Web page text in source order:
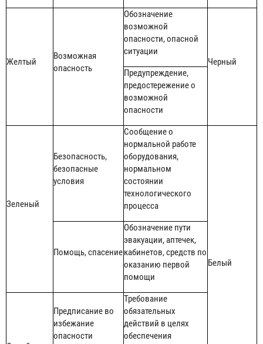
Желтый
Возможная
опасность
Обозначение
возможной
опасности, опасной
ситуации
Черный
Предупреждение,
предостережение о
возможной
опасности
Зеленый
Безопасность,
безопасные
условия
Сообщение о
нормальной работе
оборудования,
нормальном
состоянии
технологического
процесса
Белый
Помощь, спасение
Обозначение пути
эвакуации, аптечек,
кабинетов, средств по
оказанию первой
помощи
Предписание во
избежание
опасности
Требование
обязательных
действий в целях
обеспечения